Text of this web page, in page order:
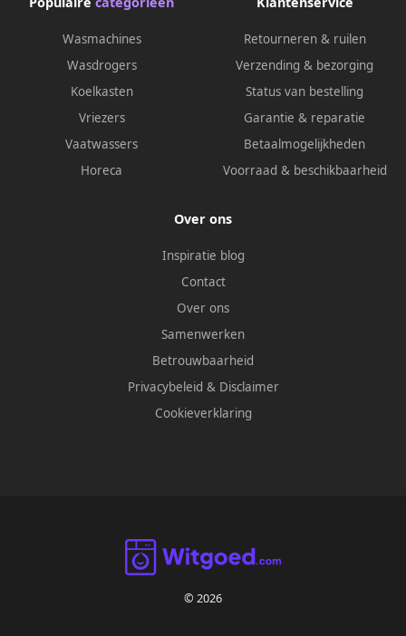
Wasmachines
Wasdrogers
Koelkasten
Vriezers
Vaatwassers
Horeca
Retourneren & ruilen
Verzending & bezorging
Status van bestelling
Garantie & reparatie
Betaalmogelijkheden
Voorraad & beschikbaarheid
Over ons
Inspiratie blog
Contact
Over ons
Samenwerken
Betrouwbaarheid
Privacybeleid & Disclaimer
Cookieverklaring
© 2026